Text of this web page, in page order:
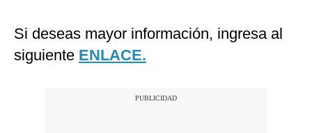
Si deseas mayor información, ingresa al
siguiente ENLACE.